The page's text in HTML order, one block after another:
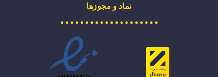
نماد و مجوزها